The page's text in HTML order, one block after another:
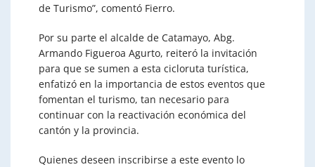
de Turismo”, comentó Fierro.
Por su parte el alcalde de Catamayo, Abg.
Armando Figueroa Agurto, reiteró la invitación
para que se sumen a esta cicloruta turística,
enfatizó en la importancia de estos eventos que
fomentan el turismo, tan necesario para
continuar con la reactivación económica del
cantón y la provincia.
Quienes deseen inscribirse a este evento lo